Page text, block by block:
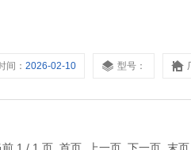
间：2026-02-10 型号：